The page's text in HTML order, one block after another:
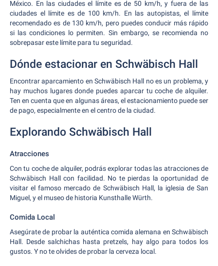
México. En las ciudades el límite es de 50 km/h, y fuera de las
ciudades el límite es de 100 km/h. En las autopistas, el límite
recomendado es de 130 km/h, pero puedes conducir más rápido
si las condiciones lo permiten. Sin embargo, se recomienda no
sobrepasar este límite para tu seguridad.
Dónde estacionar en Schwäbisch Hall
Encontrar aparcamiento en Schwäbisch Hall no es un problema, y
hay muchos lugares donde puedes aparcar tu coche de alquiler.
Ten en cuenta que en algunas áreas, el estacionamiento puede ser
de pago, especialmente en el centro de la ciudad.
Explorando Schwäbisch Hall
Atracciones
Con tu coche de alquiler, podrás explorar todas las atracciones de
Schwäbisch Hall con facilidad. No te pierdas la oportunidad de
visitar el famoso mercado de Schwäbisch Hall, la iglesia de San
Miguel, y el museo de historia Kunsthalle Würth.
Comida Local
Asegúrate de probar la auténtica comida alemana en Schwäbisch
Hall. Desde salchichas hasta pretzels, hay algo para todos los
gustos. Y no te olvides de probar la cerveza local.